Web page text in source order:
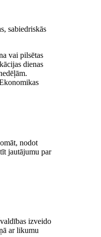
sabiedriskās
vai pilsētas
dienas
nodot
jautājumu par
izveido
ar likumu